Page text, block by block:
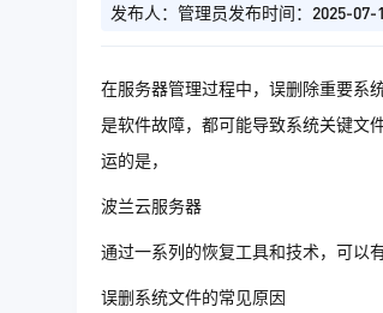
发布人：管理员发布时间：2025-07-
在服务器管理过程中，误删除重要系
是软件故障，都可能导致系统关键文
运的是，
波兰云服务器
通过一系列的恢复工具和技术，可以
误删系统文件的常见原因